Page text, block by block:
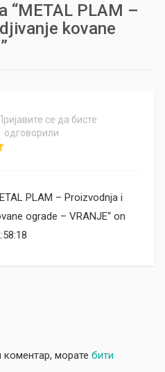
“METAL PLAM –
kovane
се да бисте
одговорили
PLAM – Proizvodnja i
ograde – VRANJE“ on
морате бити